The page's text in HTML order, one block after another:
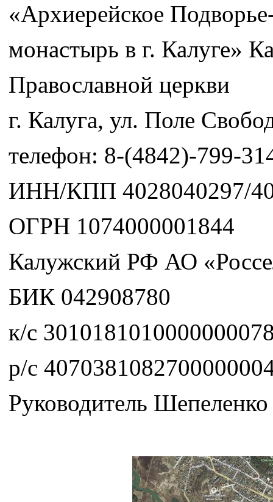
«Архиерейское
монастырь в г. Калуге»
Православной церкви
г. Калуга, ул. Поле
телефон: 8-(4842)-799-
ИНН/КПП 4028040297/
ОГРН 1074000001844
Калужский РФ АО
БИК 042908780
к/с
р/с
Руководитель